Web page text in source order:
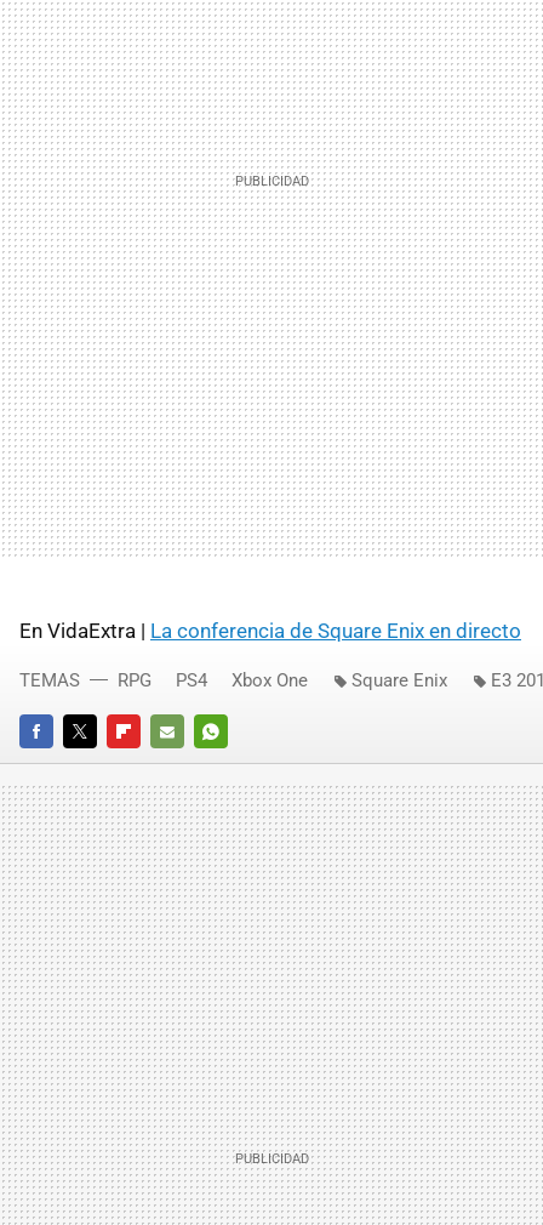
En VidaExtra | La conferencia de Square Enix en directo
FACEBOOKTWITTERFLIPBOARD
E-
MAIL
WHATSAPP
TEMAS RPG PS4 Xbox One Square Enix E3